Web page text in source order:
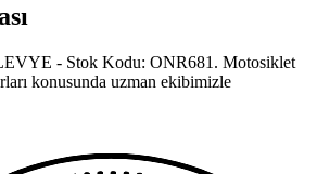
- Stok Kodu: ONR681. Motosiklet
konusunda uzman ekibimizle